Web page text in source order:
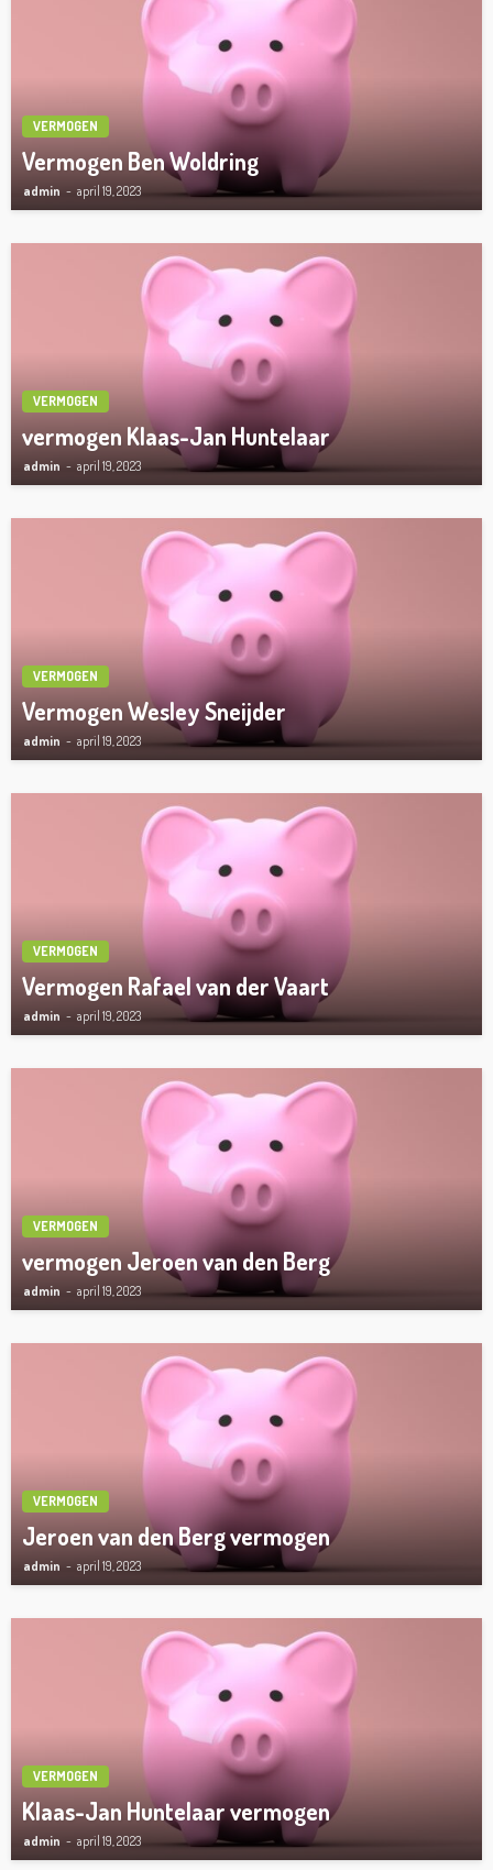
VERMOGEN
Vermogen Ben Woldring
admin april 19, 2023
VERMOGEN
vermogen Klaas-Jan Huntelaar
admin april 19, 2023
VERMOGEN
Vermogen Wesley Sneijder
admin april 19, 2023
VERMOGEN
Vermogen Rafael van der Vaart
admin april 19, 2023
VERMOGEN
vermogen Jeroen van den Berg
admin april 19, 2023
VERMOGEN
Jeroen van den Berg vermogen
admin april 19, 2023
VERMOGEN
Klaas-Jan Huntelaar vermogen
admin april 19, 2023